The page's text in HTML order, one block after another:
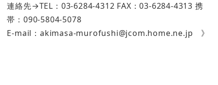
連絡先→TEL：03-6284-4312 FAX：03-6284-4313 携
帯：090-5804-5078
E-mail：akimasa-murofushi@jcom.home.ne.jp 》